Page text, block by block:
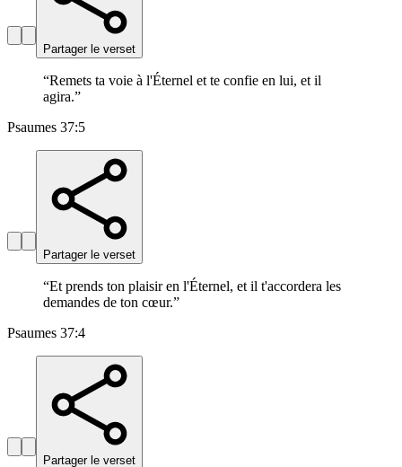
Partager le verset
“Remets ta voie à l'Éternel et te confie en lui, et il
agira.”
Psaumes 37:5
Partager le verset
“Et prends ton plaisir en l'Éternel, et il t'accordera les
demandes de ton cœur.”
Psaumes 37:4
Partager le verset